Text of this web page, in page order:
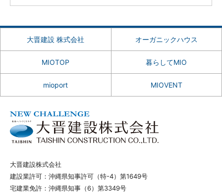
大晋建設 株式会社 オーガニックハウス
MIOTOP 暮らしてMIO
mioport MIOVENT
大晋建設株式会社
建設業許可：沖縄県知事許可（特-4）第1649号
宅建業免許：沖縄県知事（6）第3349号